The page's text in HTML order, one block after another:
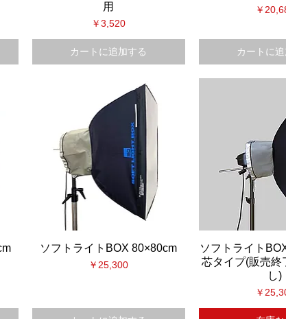
用
価格
￥3,520
カートに追加する
価
￥
カートに
ソフトライトBOX 80×80cm
価格
￥25,300
ソフトライト
芯タイプ(販売終
し)
価
￥